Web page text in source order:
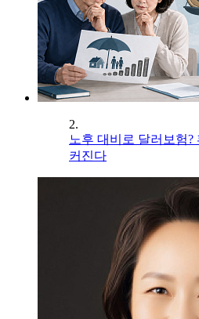
2.
노후 대비로 달러보험
커진다